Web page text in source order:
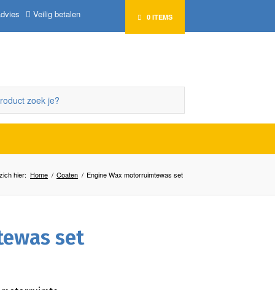
0 ITEMS
Veilig betalen
hier: Home / Coaten / Engine Wax motorruimtewas set
set